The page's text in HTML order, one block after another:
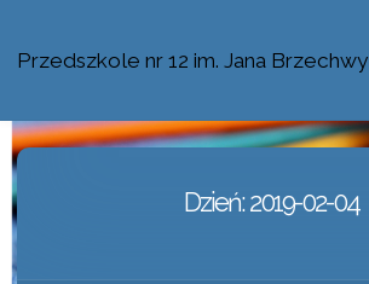
Przedszkole nr 12 im. Jana Brzechwy
Dzień:2019-02-04